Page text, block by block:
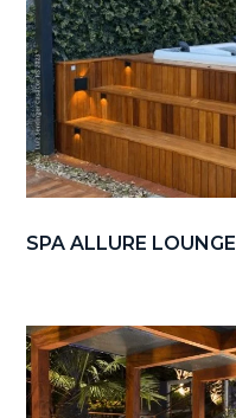
SPA ALLURE LOUNGE